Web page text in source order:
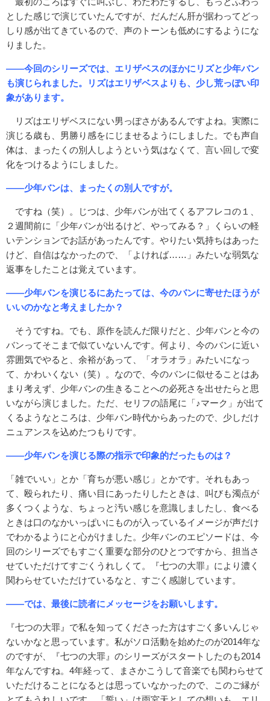
とした感じで演じていたんですが、だんだん肝が据わってどっ
しり感が出てきているので、声のトーンも低めにするようにな
りました。
――今回のシリーズでは、エリザベスのほかにリズと少年バン
も演じられました。リズはエリザベスよりも、少し荒っぽい印
象があります。
リズはエリザベスにない男っぽさがあるんですよね。実際に
演じる歳も、男勝り感をにじませるようにしました。でも声自
体は、まったくの別人しようという気はなくて、言い回しで変
化をつけるようにしました。
――少年バンは、まったくの別人ですが。
ですね（笑）。じつは、少年バンが出てくるアフレコの１、
２週間前に「少年バンが出るけど、やってみる？」くらいの軽
いテンションでお話があったんです。やりたい気持ちはあった
けど、自信はなかったので、「よければ……」みたいな弱気な
返事をしたことは覚えています。
――少年バンを演じるにあたっては、今のバンに寄せたほうが
いいのかなと考えましたか？
そうですね。でも、原作を読んだ限りだと、少年バンと今の
バンってそこまで似ていないんです。何より、今のバンに近い
雰囲気でやると、余裕があって、「オラオラ」みたいになっ
て、かわいくない（笑）。なので、今のバンに似せることはあ
まり考えず、少年バンの生きることへの必死さを出せたらと思
いながら演じました。ただ、セリフの語尾に「♪マーク」が出て
くるようなところは、少年バン時代からあったので、少しだけ
ニュアンスを込めたつもりです。
――少年バンを演じる際の指示で印象的だったものは？
「雑でいい」とか「育ちが悪い感じ」とかです。それもあっ
て、殴られたり、痛い目にあったりしたときは、叫びも濁点が
多くつくような、ちょっと汚い感じを意識しましたし、食べる
ときは口のなかいっぱいにものが入っているイメージが声だけ
でわかるようにと心がけました。少年バンのエピソードは、今
回のシリーズでもすごく重要な部分のひとつですから、担当さ
せていただけてすごくうれしくて。『七つの大罪』により濃く
関わらせていただけているなと、すごく感謝しています。
――では、最後に読者にメッセージをお願いします。
『七つの大罪』で私を知ってくださった方はすごく多いんじゃ
ないかなと思っています。私がソロ活動を始めたのが2014年な
のですが、『七つの大罪』のシリーズがスタートしたのも2014
年なんですね。4年経って、まさかこうして音楽でも関わらせて
いただけることになるとは思っていなかったので、このご縁が